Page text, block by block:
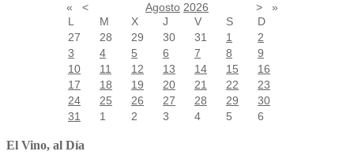
« < Agosto 2026 >
»
L
M X J V S
D
27
28 29 30 31 1
2
3
4 5 6 7 8
9
10
11 12 13 14 15
16
17
18 19 20 21 22
23
24
25 26 27 28 29
30
31
1 2 3 4 5 6
El Vino, al Día